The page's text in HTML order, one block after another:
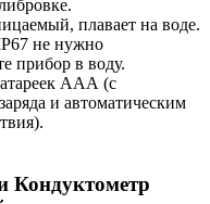
плавает на воде.
не нужно
прибор в воду.
ААА (с
и автоматическим
Кондуктометр